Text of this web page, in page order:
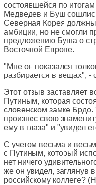
состоявшейся по
Медведев и Буш
Северная Корея
амбиции, но не смогли
предложению Буша о
Восточной Европе.
"Мне он показался
разбирается в вещах", -
Этот отзыв заставляет
Путиным, которая
словенском замке Брдо.
произнес свою
ему в глаза" и "увидел
С учетом весьма и
с Путиным, который
нет ничего
же он увидел, заглянув
российскому коллеге?